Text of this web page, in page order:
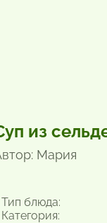
из
Мария
блюда: